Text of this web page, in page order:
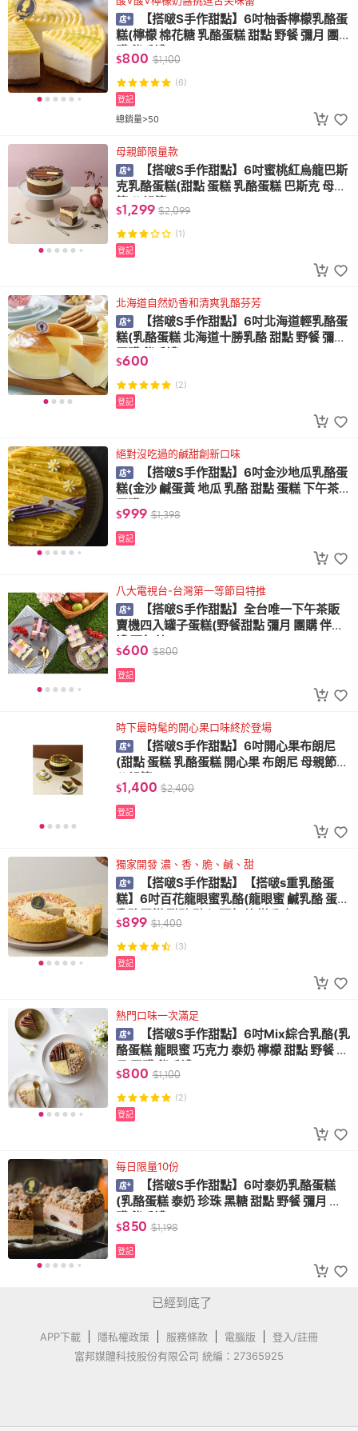
【搭啵S手作甜點】6吋柚香檸檬乳酪蛋
糕(檸檬 棉花糖 乳酪蛋糕 甜點 野餐 彌月 團
購 伴手禮)
$800 $1,100
(6)
總銷量>50
登記
母親節限量款
【搭啵S手作甜點】6吋蜜桃紅烏龍巴斯
克乳酪蛋糕(甜點 蛋糕 乳酪蛋糕 巴斯克 母親
節 父親節)
$1,299 $2,099
(1)
登記
北海道自然奶香和清爽乳酪芬芳
【搭啵S手作甜點】6吋北海道輕乳酪蛋
糕(乳酪蛋糕 北海道十勝乳酪 甜點 野餐 彌月
團購 伴手禮)
$600
(2)
登記
絕對沒吃過的鹹甜創新口味
【搭啵S手作甜點】6吋金沙地瓜乳酪蛋
糕(金沙 鹹蛋黃 地瓜 乳酪 甜點 蛋糕 下午茶
$999 $1,398
登記
八大電視台-台灣第一等節目特推
【搭啵S手作甜點】全台唯一下午茶販
賣機四入罐子蛋糕(野餐甜點 彌月 團購 伴手
$600 $800
登記
時下最時髦的開心果口味終於登場
【搭啵S手作甜點】6吋開心果布朗尼
(甜點 蛋糕 乳酪蛋糕 開心果 布朗尼 母親節
$1,400 $2,400
登記
獨家開發 濃、香、脆、鹹、甜
【搭啵S手作甜點】【搭啵s重乳酪蛋
糕】6吋百花龍眼蜜乳酪(龍眼蜜 鹹乳酪 蛋糕
乳酪蛋糕 甜點 點心 下午茶 辦公室)
$899 $1,400
(3)
登記
熱門口味一次滿足
【搭啵S手作甜點】6吋Mix綜合乳酪(乳
酪蛋糕 龍眼蜜 巧克力 泰奶 檸檬 甜點 野餐 彌
月 團購 伴手禮)
$800 $1,100
(2)
登記
每日限量10份
【搭啵S手作甜點】6吋泰奶乳酪蛋糕
(乳酪蛋糕 泰奶 珍珠 黑糖 甜點 野餐 彌月 團
$850 $1,198
登記
已經到底了
APP下載 隱私權政策 服務條款 電腦版
登入/註冊
富邦媒體科技股份有限公司 統編：27365925